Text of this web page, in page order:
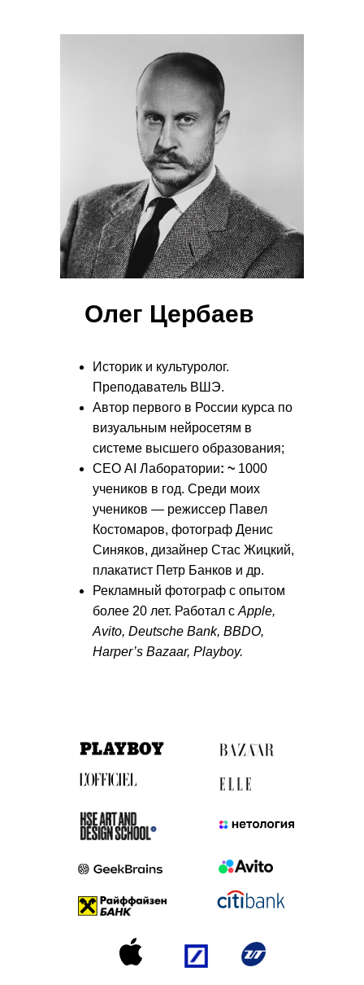
Олег Цербаев
Историк и культуролог.
Преподаватель ВШЭ.
Автор первого в России курса по
визуальным нейросетям в
системе высшего образования;
СЕО AI Лаборатории: ~ 1000
учеников в год. Среди моих
учеников — режиссер Павел
Костомаров, фотограф Денис
Синяков, дизайнер Стас Жицкий,
плакатист Петр Банков и др.
Рекламный фотограф с опытом
более 20 лет. Работал с Apple,
Avito, Deutsche Bank, BBDO,
Harper’s Bazaar, Playboy.